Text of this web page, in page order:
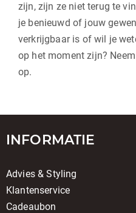
zijn, zijn ze niet terug te
je benieuwd of jouw
verkrijgbaar is of wil je
op het moment zijn?
op.
INFORMATIE
Advies & Styling
Klantenservice
Cadeaubon